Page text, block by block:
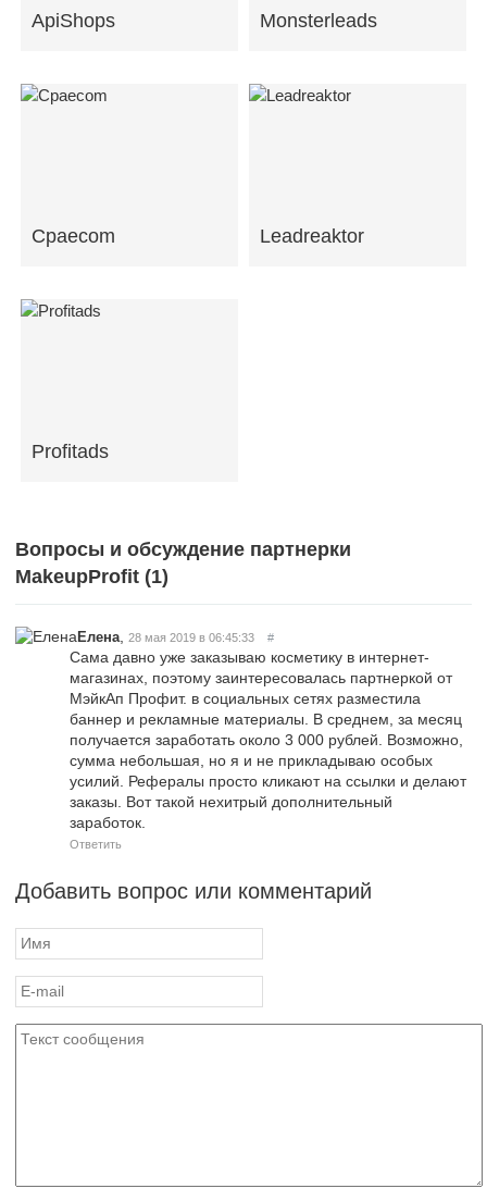
ApiShops Monsterleads
Cpaecom Leadreaktor
Profitads
Вопросы и обсуждение партнерки
MakeupProfit (1)
Елена 28 мая 2019 в 06:45:33 #
Сама давно уже заказываю косметику в интернет-
магазинах, поэтому заинтересовалась партнеркой от
МэйкАп Профит. в социальных сетях разместила
баннер и рекламные материалы. В среднем, за месяц
получается заработать около 3 000 рублей. Возможно,
сумма небольшая, но я и не прикладываю особых
усилий. Рефералы просто кликают на ссылки и делают
заказы. Вот такой нехитрый дополнительный
заработок.
Ответить
Добавить вопрос или комментарий